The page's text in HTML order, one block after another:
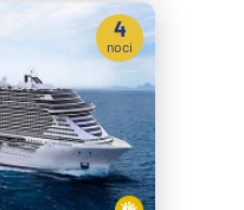
4
noci